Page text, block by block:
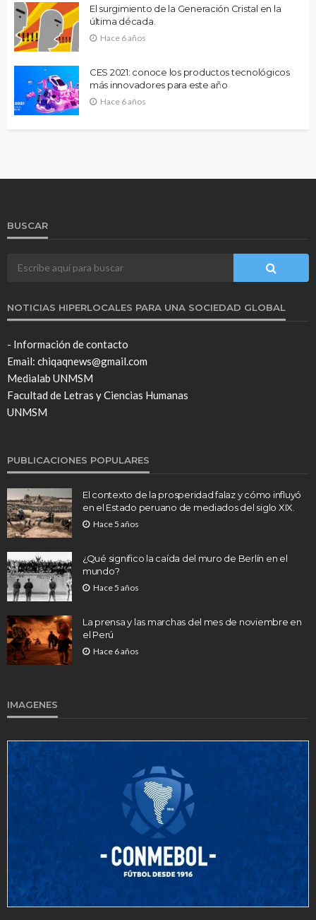
El surgimiento de la Generación Cristal en la
última década.
Hace 6 años
CES 2021: conoce los productos tecnológicos
más innovadores para este año
Hace 6 años
BUSCAR
NOTICIAS HIPERLOCALES PARA UNA SOCIEDAD GLOBAL
- Información de contacto
Email: chiqaqnews@gmail.com
Medialab UNMSM
Facultad de Letras y Ciencias Humanas
UNMSM
PUBLICACIONES POPULARES
El contexto de la prosperidad falaz y cómo influyó
en el Estado peruano de mediados del siglo XIX.
Hace 5 años
¿Qué significo la caída del muro de Berlín en el
mundo?
Hace 5 años
La prensa y las marchas del mes de noviembre en
el Perú
Hace 6 años
IMAGENES